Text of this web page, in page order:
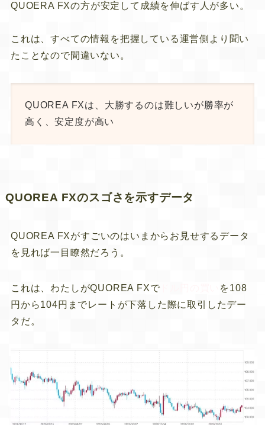
QUOERA FXの方が安定して成績を伸ばす人が多い。
これは、すべての情報を把握している運営側より聞い
たことなので間違いない。
QUOREA FXは、大勝するのは難しいが勝率が
高く、安定度が高い
QUOREA FXのスゴさを示すデータ
QUOREA FXがすごいのはいまからお見せするデータ
を見れば一目瞭然だろう。
これは、わたしがQUOREA FXで
を108
円から104円までレートが下落した際に取引したデー
タだ。